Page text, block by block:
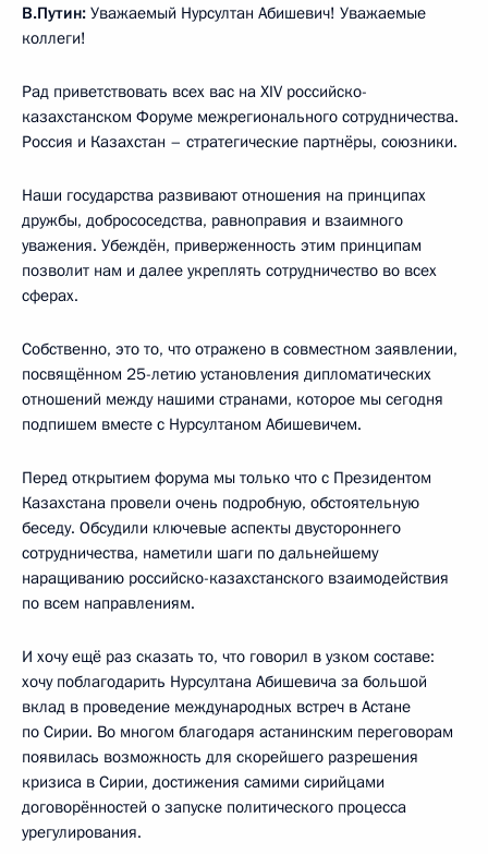
В.Путин: Уважаемый Нурсултан Абишевич! Уважаемые
коллеги!
Рад приветствовать всех вас на XIV российско-
казахстанском Форуме межрегионального сотрудничества.
Россия и Казахстан – стратегические партнёры, союзники.
Наши государства развивают отношения на принципах
дружбы, добрососедства, равноправия и взаимного
уважения. Убеждён, приверженность этим принципам
позволит нам и далее укреплять сотрудничество во всех
сферах.
Собственно, это то, что отражено в совместном заявлении,
посвящённом 25-летию установления дипломатических
отношений между нашими странами, которое мы сегодня
подпишем вместе с Нурсултаном Абишевичем.
Перед открытием форума мы только что с Президентом
Казахстана провели очень подробную, обстоятельную
беседу. Обсудили ключевые аспекты двустороннего
сотрудничества, наметили шаги по дальнейшему
наращиванию российско-казахстанского взаимодействия
по всем направлениям.
И хочу ещё раз сказать то, что говорил в узком составе:
хочу поблагодарить Нурсултана Абишевича за большой
вклад в проведение международных встреч в Астане
по Сирии. Во многом благодаря астанинским переговорам
появилась возможность для скорейшего разрешения
кризиса в Сирии, достижения самими сирийцами
договорённостей о запуске политического процесса
урегулирования.